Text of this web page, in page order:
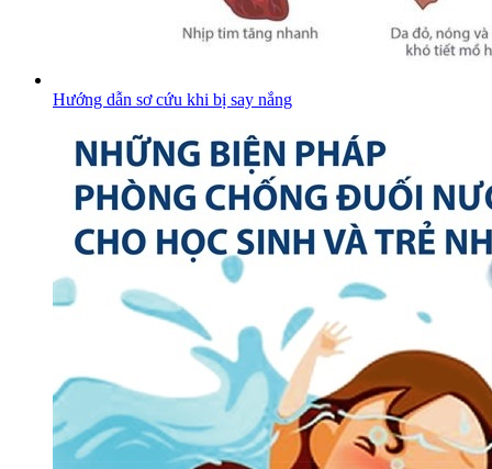
Hướng dẫn sơ cứu khi bị say nắng